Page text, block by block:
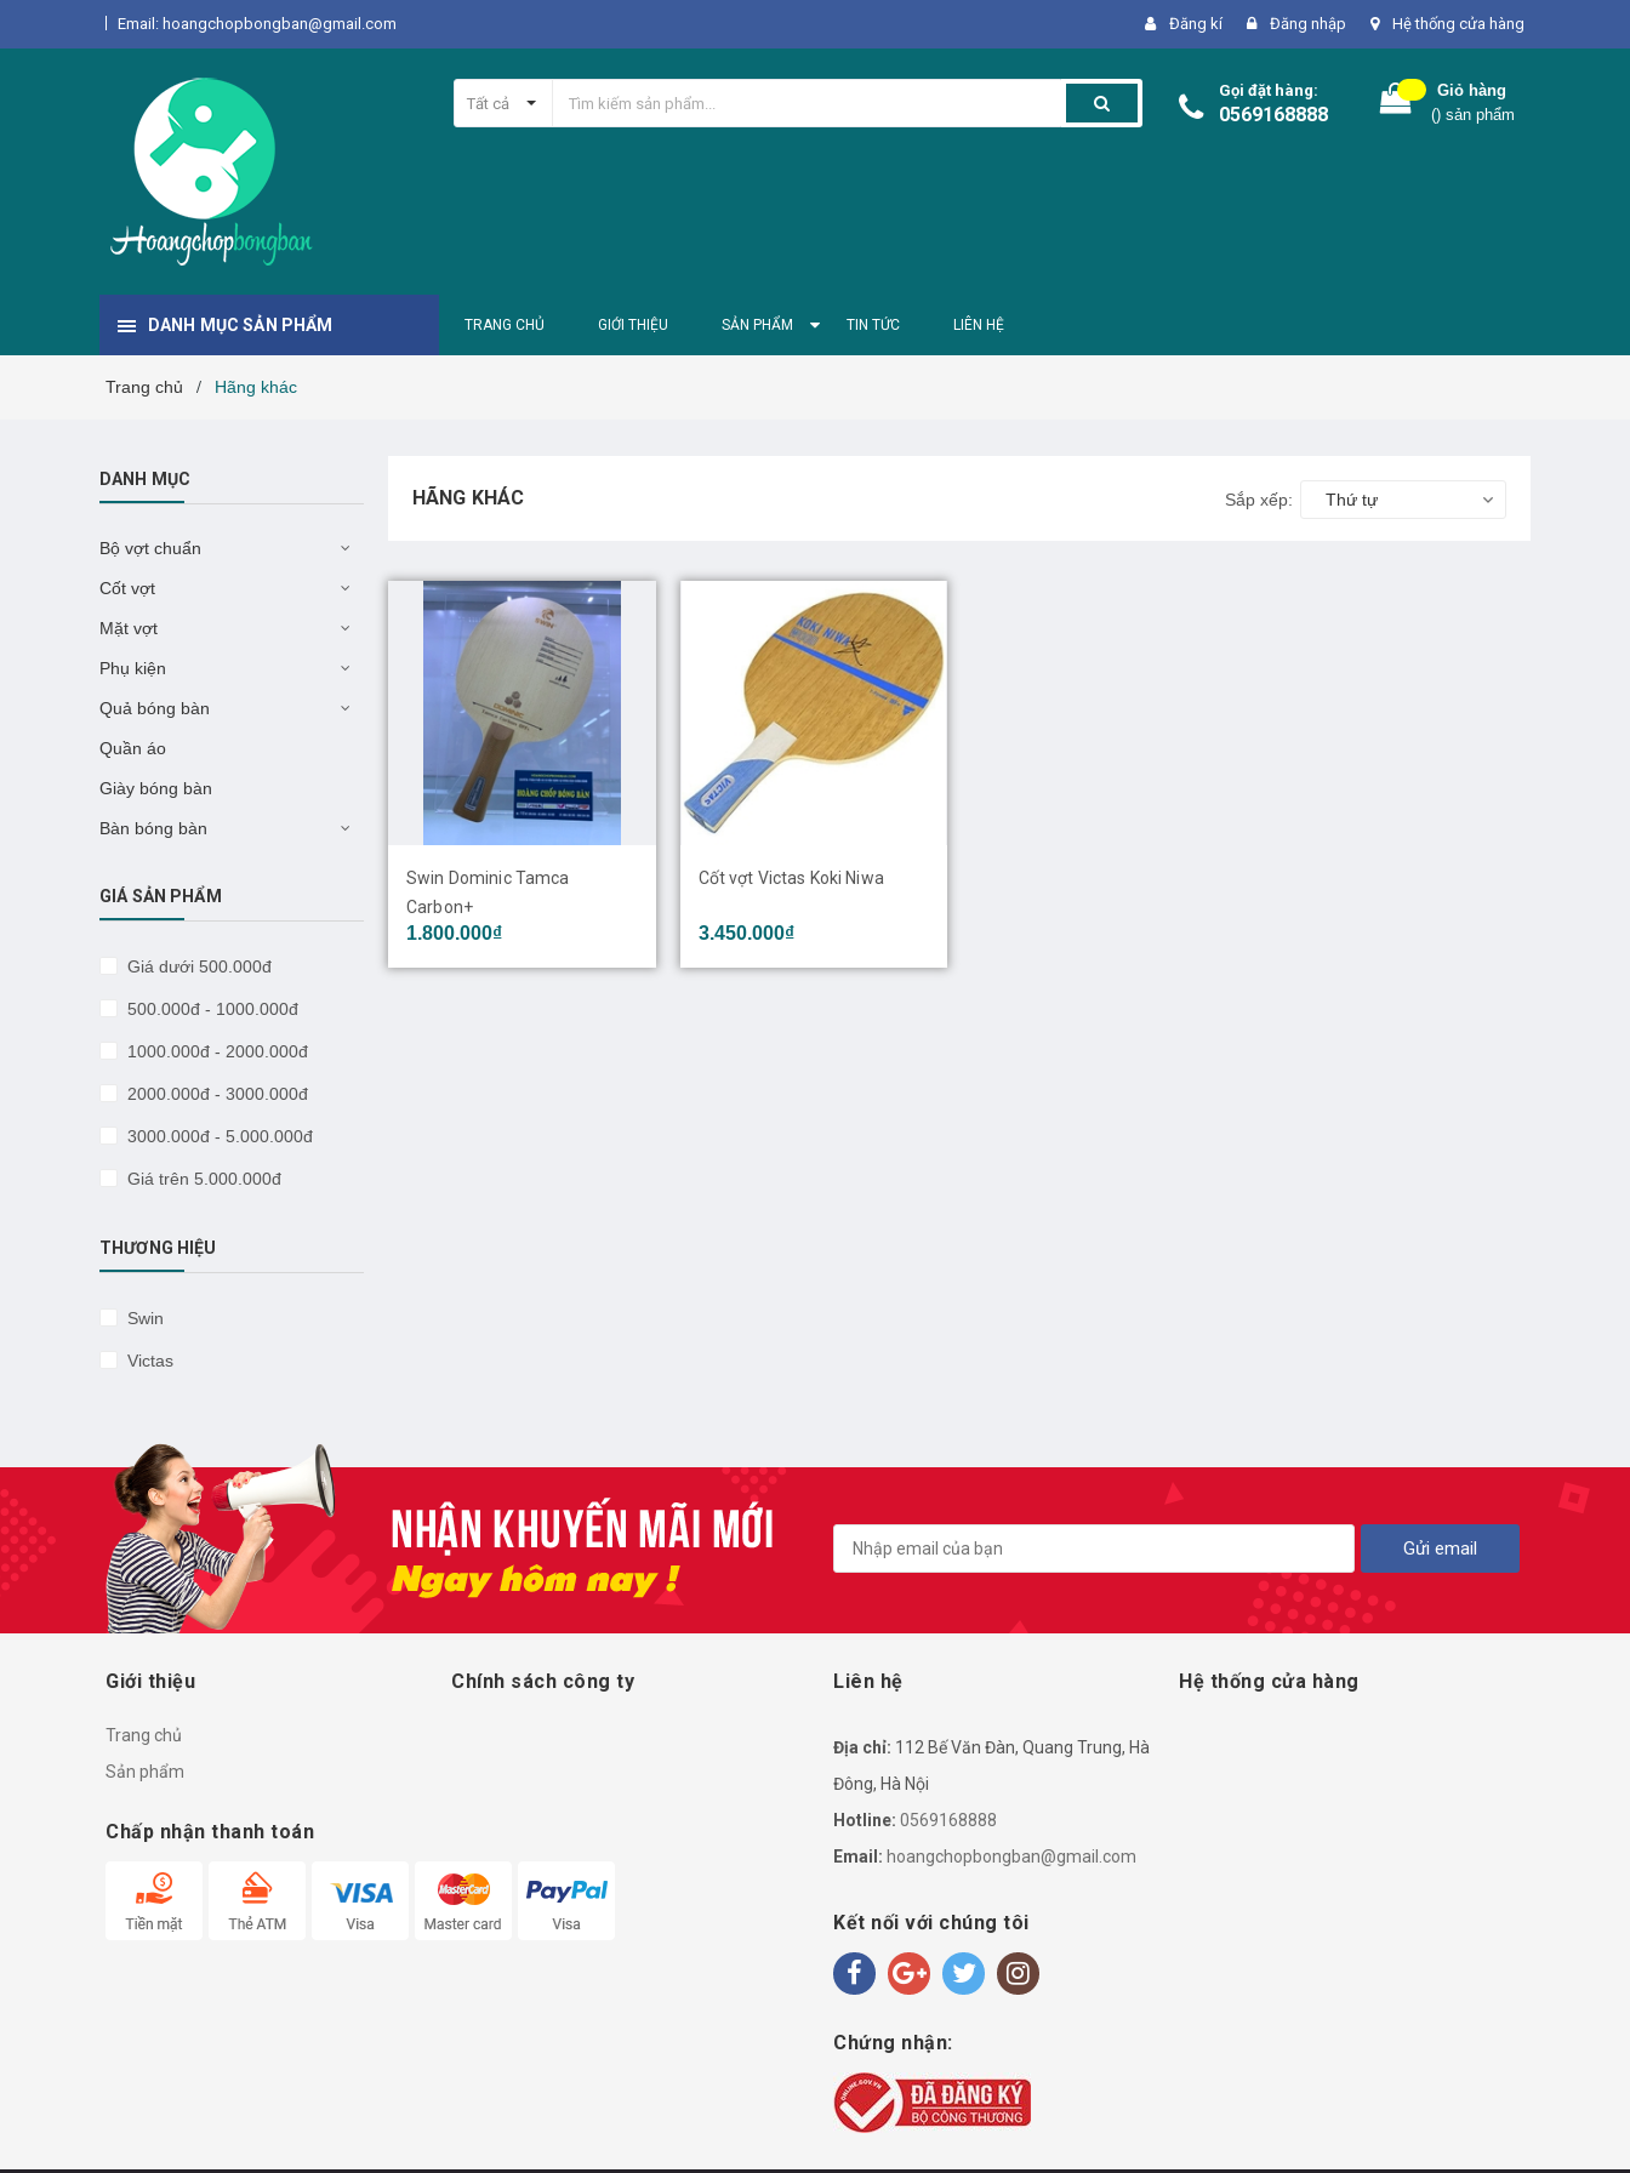
Email: hoangchopbongban@gmail.com Đăng kí Đăng nhập Hệ thống cửa hàng
Tất cả
Gọi đặt hàng:
0569168888
Giỏ hàng
() sản phẩm
DANH MỤC SẢN PHẨM TRANG CHỦ GIỚI THIỆU SẢN PHẨM TIN TỨC LIÊN HỆ
Trang chủ / Hãng khác
HÃNG KHÁC Sắp xếp: Thứ tự
Swin Dominic Tamca
Carbon+
1.800.000₫
Cốt vợt Victas Koki Niwa
3.450.000₫
DANH MỤC
Bộ vợt chuẩn
Cốt vợt
Mặt vợt
Phụ kiện
Quả bóng bàn
Quần áo
Giày bóng bàn
Bàn bóng bàn
GIÁ SẢN PHẨM
Giá dưới 500.000đ
500.000đ - 1000.000đ
1000.000đ - 2000.000đ
2000.000đ - 3000.000đ
3000.000đ - 5.000.000đ
Giá trên 5.000.000đ
THƯƠNG HIỆU
Swin
Victas
Gửi email
Giới thiệu
Trang chủ
Sản phẩm
Chính sách công ty
Chấp nhận thanh toán
Liên hệ
Địa chỉ: 112 Bế Văn Đàn, Quang Trung, Hà
Đông, Hà Nội
Hotline: 0569168888
Email: hoangchopbongban@gmail.com
Kết nối với chúng tôi
Chứng nhận:
Hệ thống cửa hàng